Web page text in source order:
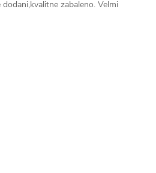
zabaleno. Velmi